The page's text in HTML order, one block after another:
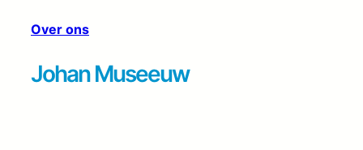
Over ons
Johan Museeuw